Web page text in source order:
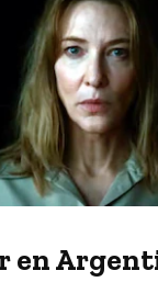
en